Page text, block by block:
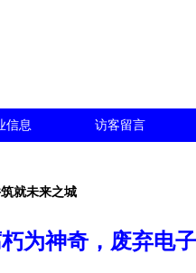
信息 访客留言
就未来之城
为神奇，废弃电